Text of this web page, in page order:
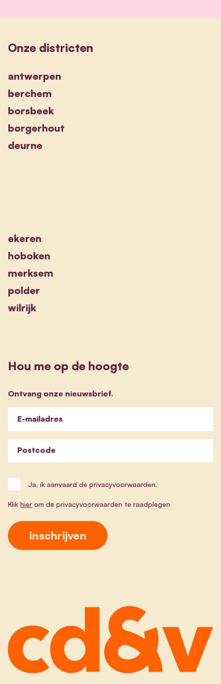
Onze districten
antwerpen
berchem
borsbeek
borgerhout
deurne
ekeren
hoboken
merksem
polder
wilrijk
Hou me op de hoogte
Ontvang onze nieuwsbrief.
E-mailadres
Postcode
Ja, ik aanvaard de privacyvoorwaarden.
Klik hier om de privacyvoorwaarden te raadplegen